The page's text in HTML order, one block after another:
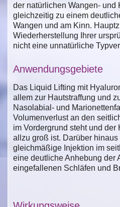
der natürlichen Wangen- und
gleichzeitig zu einem
Wangen und am Kinn.
Wiederherstellung Ihrer
nicht eine unnatürliche
Anwendungsgebiete
Das Liquid Lifting mit
allem zur Hautstraffung und
Nasolabial- und
Volumenverlust an den
im Vordergrund steht und der
allzu groß ist. Darüber
gleichmäßige Injektion im
eine deutliche Anhebung der
eingefallenen Schläfen und